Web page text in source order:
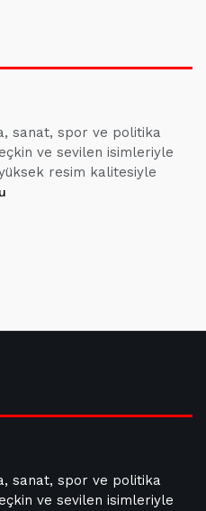
sanat, spor ve politika
ve sevilen isimleriyle
resim kalitesiyle
sanat, spor ve politika
ve sevilen isimleriyle